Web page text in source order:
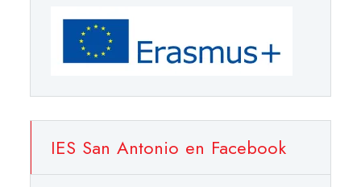
IES San Antonio en Facebook